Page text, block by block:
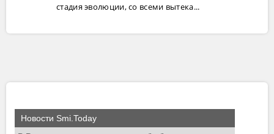
стадия эволюции, со всеми вытека...